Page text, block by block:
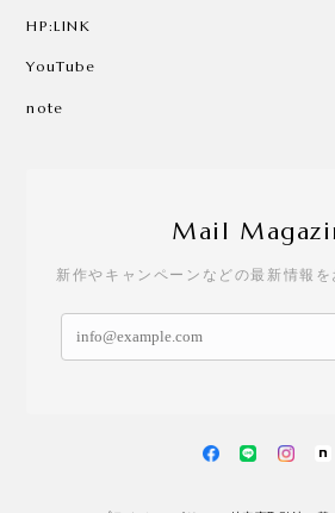
HP:LINK
YouTube
note
Mail
新作やキャンペーンなどの最新情報を